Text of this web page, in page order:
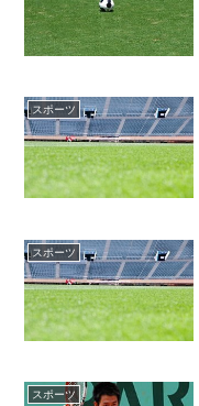
スポーツ
スポーツ
スポーツ